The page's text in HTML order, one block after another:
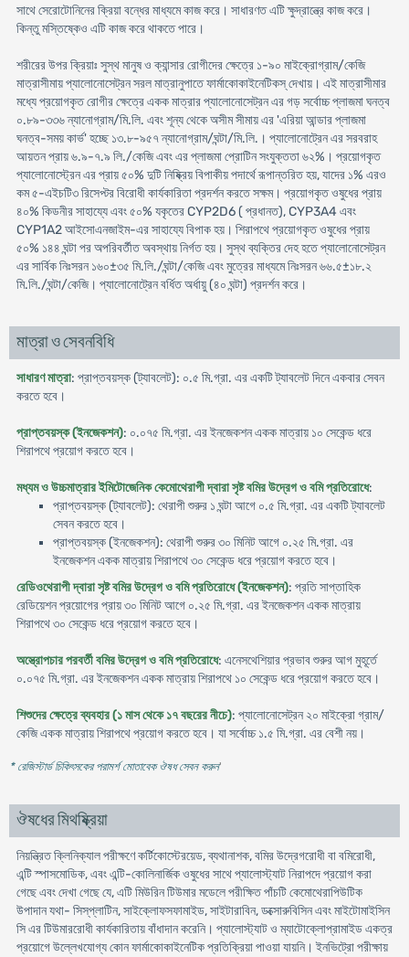
সাথে সেরোটোনিনের ক্রিয়া বন্ধের মাধ্যমে কাজ করে। সাধারণত এটি ক্ষুদ্রান্ত্রে কাজ করে।
কিন্তু মস্তিষ্কেও এটি কাজ করে থাকতে পারে।
শরীরের উপর ক্রিয়াঃ সুস্থ মানুষ ও ক্যান্সার রোগীদের ক্ষেত্রে ১-৯০ মাইক্রোগ্রাম/কেজি
মাত্রাসীমায় প্যালোনোসেট্রন সরল মাত্রানুপাতে ফার্মাকোকাইনেটিকস্ দেখায়। এই মাত্রাসীমার
মধ্যে প্রয়োগকৃত রোগীর ক্ষেত্রে একক মাত্রার প্যালোনোসেট্রন এর গড় সর্বোচ্চ প্লাজমা ঘনত্ব
০.৮৯-৩৩৬ ন্যানোগ্রাম/মি.লি. এবং শূন্য থেকে অসীম সীমায় এর 'এরিয়া আন্ডার প্লাজমা
ঘনত্ব-সময় কার্ভ' হচ্ছে ১৩.৮-৯৫৭ ন্যানোগ্রাম/ঘন্টা/মি.লি.। প্যালোনোট্রেন এর সরবরাহ
আয়তন প্রায় ৬.৯-৭.৯ লি./কেজি এবং এর প্লাজমা প্রোটিন সংযুক্ততা ৬২%। প্রয়োগকৃত
প্যালোনোস্ট্রেন এর প্রায় ৫০% দুটি নিষ্ক্রিয় বিপাকীয় পদার্থে রূপান্তরিত হয়, যাদের ১% এরও
কম ৫-এইচটি৩ রিসেপ্টর বিরোধী কার্যকারিতা প্রদর্শন করতে সক্ষম। প্রয়োগকৃত ওষুধের প্রায়
৪০% কিডনীর সাহায্যে এবং ৫০% যকৃতের CYP2D6 ( প্রধানত), CYP3A4 এবং
CYP1A2 আইসোএনজাইম-এর সাহায্যে বিপাক হয়। শিরাপথে প্রয়োগকৃত ওষুধের প্রায়
৫০% ১৪৪ ঘন্টা পর অপরিবর্তীত অবস্থায় নির্গত হয়। সুস্থ ব্যক্তির দেহ হতে প্যালোনোসেট্রন
এর সার্বিক নিঃসরন ১৬০±৩৫ মি.লি./ঘন্টা/কেজি এবং মুত্রের মাধ্যমে নিঃসরন ৬৬.৫±১৮.২
মি.লি./ঘন্টা/কেজি। প্যালোনোট্রেন বর্ধিত অর্ধায়ু (৪০ ঘন্টা) প্রদর্শন করে।
মাত্রা ও সেবনবিধি
সাধারণ মাত্রা: প্রাপ্তবয়স্ক (ট্যাবলেট): ০.৫ মি.গ্রা. এর একটি ট্যাবলেট দিনে একবার সেবন
করতে হবে।
প্রাপ্তবয়স্ক (ইনজেকশন): ০.০৭৫ মি.গ্রা. এর ইনজেকশন একক মাত্রায় ১০ সেকেন্ড ধরে
শিরাপথে প্রয়োগ করতে হবে।
মধ্যম ও উচ্চমাত্রার ইমিটোজেনিক কেমোথেরাপী দ্বারা সৃষ্ট বমির উদ্রেগ ও বমি প্রতিরোধে:
প্রাপ্তবয়স্ক (ট্যাবলেট): থেরাপী শুরুর ১ ঘন্টা আগে ০.৫ মি.গ্রা. এর একটি ট্যাবলেট
সেবন করতে হবে।
প্রাপ্তবয়স্ক (ইনজেকশন): থেরাপী শুরুর ৩০ মিনিট আগে ০.২৫ মি.গ্রা. এর
ইনজেকশন একক মাত্রায় শিরাপথে ৩০ সেকেন্ড ধরে প্রয়োগ করতে হবে।
রেডিওথেরাপী দ্বারা সৃষ্ট বমির উদ্রেগ ও বমি প্রতিরোধে (ইনজেকশন): প্রতি সাপ্তাহিক
রেডিয়েশন প্রয়োগের প্রায় ৩০ মিনিট আগে ০.২৫ মি.গ্রা. এর ইনজেকশন একক মাত্রায়
শিরাপথে ৩০ সেকেন্ড ধরে প্রয়োগ করতে হবে।
অস্ত্রোপচার পরবর্তী বমির উদ্রেগ ও বমি প্রতিরোধে: এনেসথেশিয়ার প্রভাব শুরুর আগ মুহূর্তে
০.০৭৫ মি.গ্রা. এর ইনজেকশন একক মাত্রায় শিরাপথে ১০ সেকেন্ড ধরে প্রয়োগ করতে হবে।
শিশুদের ক্ষেত্রে ব্যবহার (১ মাস থেকে ১৭ বছরের নীচে): প্যালোনোসেট্রন ২০ মাইক্রো গ্রাম/
কেজি একক মাত্রায় শিরাপথে প্রয়োগ করতে হবে। যা সর্বোচ্চ ১.৫ মি.গ্রা. এর বেশী নয়।
* রেজিস্টার্ড চিকিৎসকের পরামর্শ মোতাবেক ঔষধ সেবন করুন'
ঔষধের মিথষ্ক্রিয়া
নিয়ন্ত্রিত ক্লিনিক্যাল পরীক্ষণে কর্টিকোস্টেরয়েড, ব্যথানাশক, বমির উদ্রেগরোধী বা বমিরোধী,
এন্টি স্পাসমোডিক, এবং এন্টি-কোলিনার্জিক ওষুধের সাথে প্যালোস্ট্যাট নিরাপদে প্রয়োগ করা
গেছে এবং দেখা গেছে যে, এটি মিউরিন টিউমার মডেলে পরীক্ষিত পাঁচটি কেমোথেরাপিউটিক
উপাদান যথা- সিস্‌প্লাটিন, সাইক্লোফসফামাইড, সাইটারাবিন, ডক্সোরুবিসিন এবং মাইটোমাইসিন
সি এর টিউমাররোধী কার্যকারিতায় বাঁধাদান করেনি। প্যালোস্ট্যাট ও ম্যাটোক্লোপ্রামাইড একত্র
প্রয়োগে উল্লেখযোগ্য কোন ফার্মাকোকাইনেটিক প্রতিক্রিয়া পাওয়া যায়নি। ইনভিট্রো পরীক্ষায়